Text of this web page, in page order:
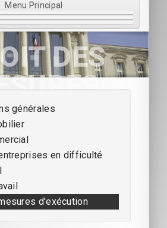
Menu Principal
Contact
DES
générales
en difficulté
d'exécution